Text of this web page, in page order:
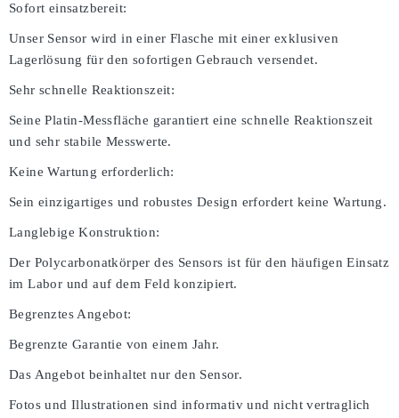
Sofort einsatzbereit:
Unser Sensor wird in einer Flasche mit einer exklusiven
Lagerlösung für den sofortigen Gebrauch versendet.
Sehr schnelle Reaktionszeit:
Seine Platin-Messfläche garantiert eine schnelle Reaktionszeit
und sehr stabile Messwerte.
Keine Wartung erforderlich:
Sein einzigartiges und robustes Design erfordert keine Wartung.
Langlebige Konstruktion:
Der Polycarbonatkörper des Sensors ist für den häufigen Einsatz
im Labor und auf dem Feld konzipiert.
Begrenztes Angebot:
Begrenzte Garantie von einem Jahr.
Das Angebot beinhaltet nur den Sensor.
Fotos und Illustrationen sind informativ und nicht vertraglich